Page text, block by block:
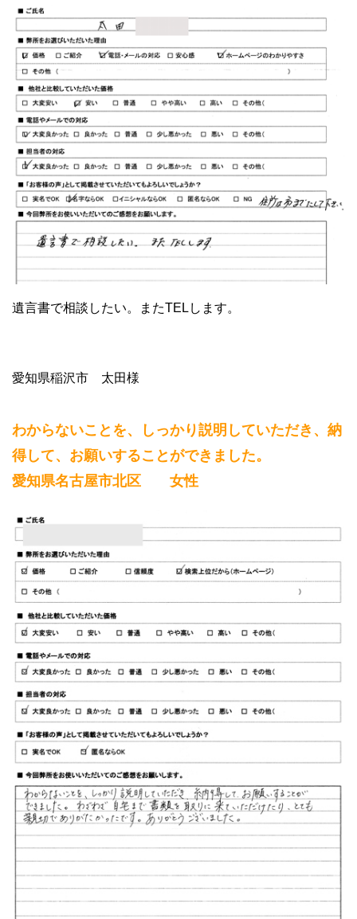
遺言書で相談したい。またTELします。
愛知県稲沢市 太田様
わからないことを、しっかり説明していただき、納
得して、お願いすることができました。
愛知県名古屋市北区 女性